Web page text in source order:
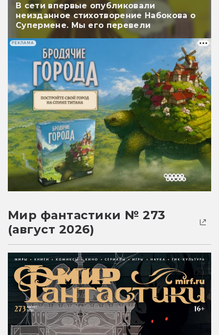
В сети впервые опубликовали
неизданное стихотворение Набокова о
Супермене. Мы его перевели
РЕКЛАМА
Мир фантастики № 273
(август 2026)